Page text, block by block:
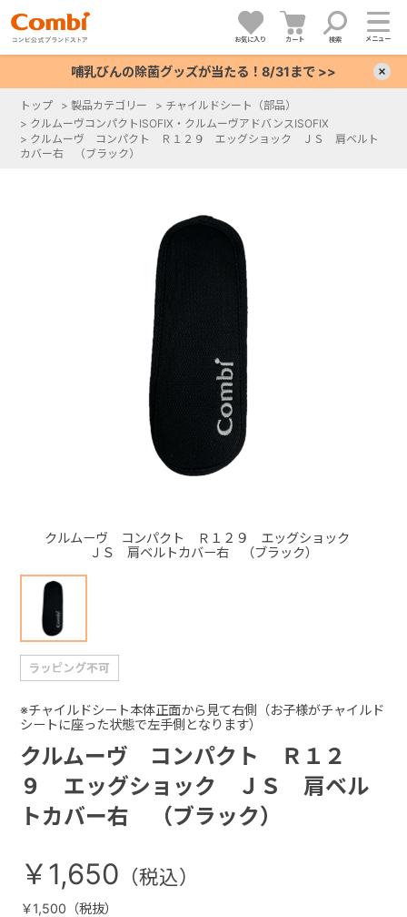
お気に入り カート 検索 メニュー
哺乳びんの除菌グッズが当たる！8/31まで >>
トップ > 製品カテゴリー > チャイルドシート（部品）
> クルムーヴコンパクトISOFIX・クルムーヴアドバンスISOFIX
> クルムーヴ コンパクト Ｒ１２９ エッグショック ＪＳ 肩ベルト
カバー右 （ブラック）
クルムーヴ コンパクト Ｒ１２９ エッグショック
ＪＳ 肩ベルトカバー右 （ブラック）
クルムーヴ コンパクト Ｒ１２
９ エッグショック ＪＳ 肩ベル
トカバー右 （ブラック）
※チャイルドシート本体正面から見て右側（お子様がチャイルド
シートに座った状態で左手側となります）
￥1,650
￥1,500（税抜）